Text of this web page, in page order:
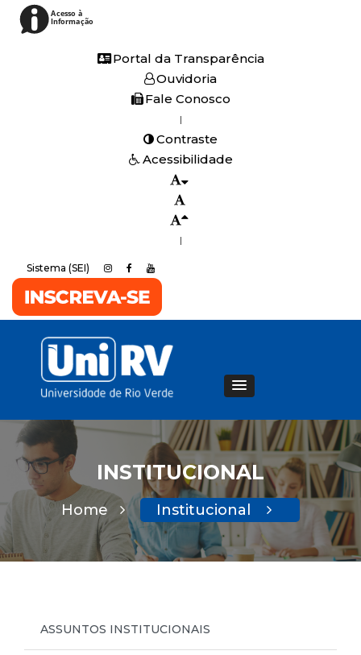
Acesso à
Informação
Portal da Transparência
Ouvidoria
Fale Conosco
|
Contraste
Acessibilidade
|
Sistema (SEI)
INSTITUCIONAL
Home Institucional
ASSUNTOS INSTITUCIONAIS